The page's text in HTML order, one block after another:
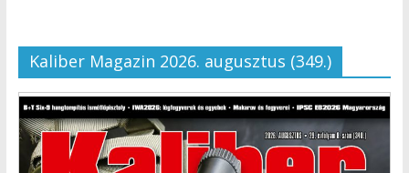
Kaliber Magazin 2026. augusztus (349.)